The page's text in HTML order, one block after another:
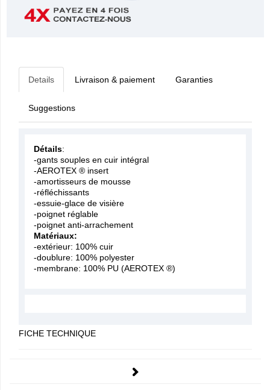
Details Livraison & paiement Garanties
Suggestions
Détails:
-gants souples en cuir intégral
-AEROTEX ® insert
-amortisseurs de mousse
-réfléchissants
-essuie-glace de visière
-poignet réglable
-poignet anti-arrachement
Matériaux:
-extérieur: 100% cuir
-doublure: 100% polyester
-membrane: 100% PU (AEROTEX ®)
FICHE TECHNIQUE